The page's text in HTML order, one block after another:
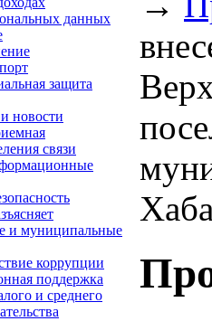
данных
защита
новости
связи
и муниципальные
коррупции
поддержка
и среднего